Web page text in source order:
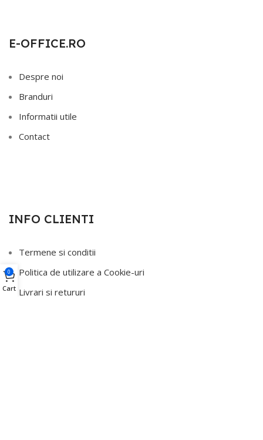
E-OFFICE.RO
Despre noi
Branduri
Informatii utile
Contact
INFO CLIENTI
Termene si conditii
Politica de utilizare a Cookie-uri
Livrari si retururi
0
Cart